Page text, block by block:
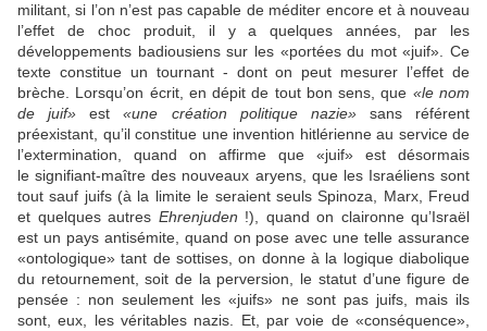
militant, si l’on n’est pas capable de méditer encore et à nouveau
l’effet de choc produit, il y a quelques années, par les
développements badiousiens sur les «portées du mot «juif». Ce
texte constitue un tournant - dont on peut mesurer l’effet de
brèche. Lorsqu’on écrit, en dépit de tout bon sens, que «le nom
de juif» est«une création politique nazie»sans référent
préexistant, qu’il constitue une invention hitlérienne au service de
l’extermination, quand on affirme que «juif» est désormais
le signifiant-maître des nouveaux aryens, que les Israéliens sont
tout sauf juifs (à la limite le seraient seuls Spinoza, Marx, Freud
et quelques autres Ehrenjuden !), quand on claironne qu’Israël
est un pays antisémite, quand on pose avec une telle assurance
«ontologique» tant de sottises, on donne à la logique diabolique
du retournement, soit de la perversion, le statut d’une figure de
pensée : non seulement les «juifs» ne sont pas juifs, mais ils
sont, eux, les véritables nazis. Et, par voie de «conséquence»,